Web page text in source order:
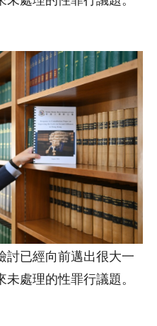
討已經向前邁出很大一
處理的性罪行議題。